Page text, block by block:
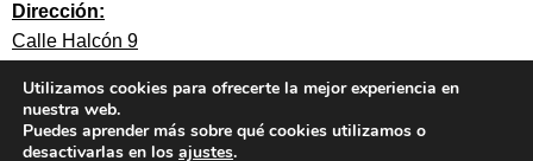
Dirección:
Calle Halcón 9
Madrid
© 2026Asociación Solidaridad Madres Solteras
Utilizamos cookies para ofrecerte la mejor experiencia en
nuestra web.
Puedes aprender más sobre qué cookies utilizamos o
desactivarlas en los ajustes.